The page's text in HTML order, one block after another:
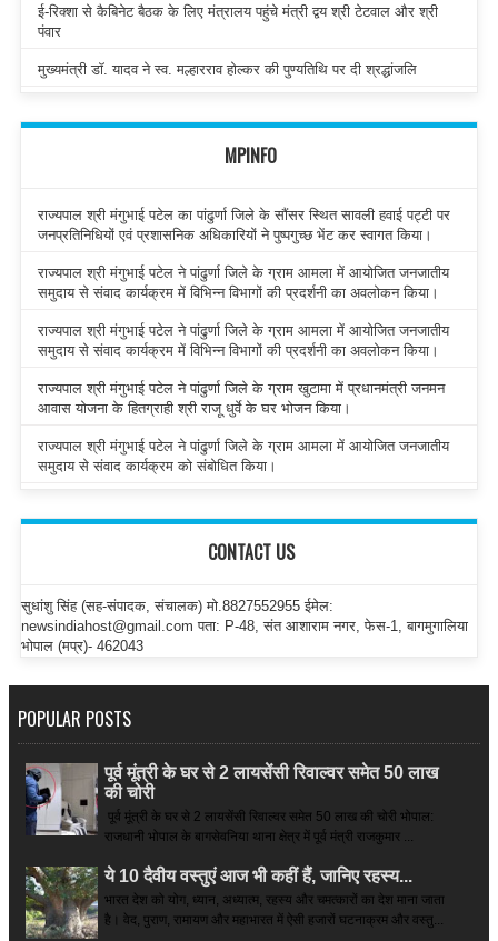
ई-रिक्शा से कैबिनेट बैठक के लिए मंत्रालय पहुंचे मंत्री द्वय श्री टेटवाल और श्री
पंवार
मुख्यमंत्री डॉ. यादव ने स्व. मल्हारराव होल्कर की पुण्यतिथि पर दी श्रद्धांजलि
MPINFO
राज्यपाल श्री मंगुभाई पटेल का पांढुर्णा जिले के सौंसर स्थित सावली हवाई पट्टी पर
जनप्रतिनिधियों एवं प्रशासनिक अधिकारियों ने पुष्पगुच्छ भेंट कर स्वागत किया।
राज्यपाल श्री मंगुभाई पटेल ने पांढुर्णा जिले के ग्राम आमला में आयोजित जनजातीय
समुदाय से संवाद कार्यक्रम में विभिन्न विभागों की प्रदर्शनी का अवलोकन किया।
राज्यपाल श्री मंगुभाई पटेल ने पांढुर्णा जिले के ग्राम आमला में आयोजित जनजातीय
समुदाय से संवाद कार्यक्रम में विभिन्न विभागों की प्रदर्शनी का अवलोकन किया।
राज्यपाल श्री मंगुभाई पटेल ने पांढुर्णा जिले के ग्राम खुटामा में प्रधानमंत्री जनमन
आवास योजना के हितग्राही श्री राजू धुर्वे के घर भोजन किया।
राज्यपाल श्री मंगुभाई पटेल ने पांढुर्णा जिले के ग्राम आमला में आयोजित जनजातीय
समुदाय से संवाद कार्यक्रम को संबोधित किया।
CONTACT US
सुधांशु सिंह (सह-संपादक, संचालक) मो.8827552955 ईमेल:
newsindiahost@gmail.com पता: P-48, संत आशाराम नगर, फेस-1, बागमुगालिया
भोपाल (मप्र)- 462043
POPULAR POSTS
पूर्व मूंत्री के घर से 2 लायसेंसी रिवाल्वर समेत 50 लाख
की चोरी
पूर्व मूंत्री के घर से 2 लायसेंसी रिवाल्वर समेत 50 लाख की चोरी भोपाल:
राजधानी भोपाल के बागसेवनिया थाना क्षेत्र में पूर्व मंत्री राजकुमार ...
ये 10 दैवीय वस्तुएं आज भी कहीं हैं, जानिए रहस्य...
भारत देश को योग, ध्यान, अध्यात्म, रहस्य और चमत्कारों का देश माना जाता
है। वेद, पुराण, रामायण और महाभारत में ऐसी हजारों घटनाक्रम और वस्तु...